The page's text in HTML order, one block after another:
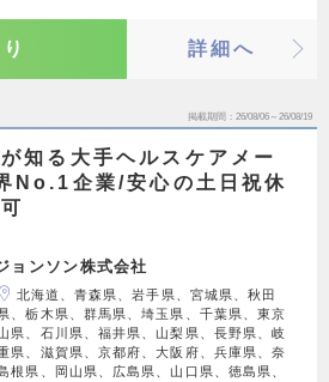
詳細へ
掲載期間 26/08/06～26/08/19
知る大手ヘルスケアメー
No.1企業/安心の土日祝休
ョンソン株式会社
北海道、青森県、岩手県、宮城県、秋田
、栃木県、群馬県、埼玉県、千葉県、東京
県、石川県、福井県、山梨県、長野県、岐
県、滋賀県、京都府、大阪府、兵庫県、奈
根県、岡山県、広島県、山口県、徳島県、